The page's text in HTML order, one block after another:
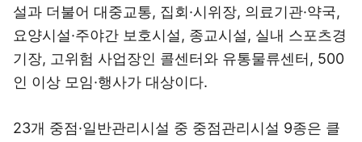
설과 더불어 대중교통, 집회·시위장, 의료기관·약국,
요양시설·주야간 보호시설, 종교시설, 실내 스포츠경
기장, 고위험 사업장인 콜센터와 유통물류센터, 500
인 이상 모임·행사가 대상이다.
23개 중점·일반관리시설 중 중점관리시설 9종은 클